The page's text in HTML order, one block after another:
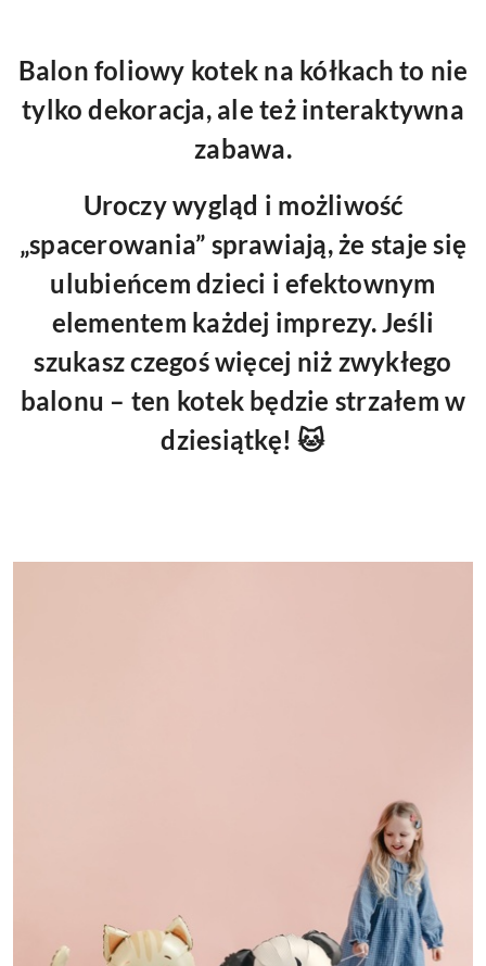
Balon foliowy kotek na kółkach to nie
tylko dekoracja, ale też interaktywna
zabawa.
Uroczy wygląd i możliwość
„spacerowania” sprawiają, że staje się
ulubieńcem dzieci i efektownym
elementem każdej imprezy. Jeśli
szukasz czegoś więcej niż zwykłego
balonu – ten kotek będzie strzałem w
dziesiątkę! 🐱